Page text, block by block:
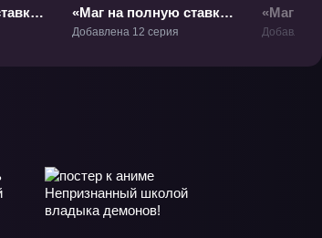
«Маг на полную ставку
6» ТВ-6
Добавлена 12 серия
«Маг на
Добавлена